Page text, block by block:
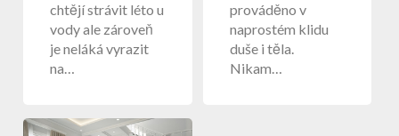
chtějí strávit léto u
vody ale zároveň
je neláká vyrazit
na…
prováděno v
naprostém klidu
duše i těla.
Nikam…